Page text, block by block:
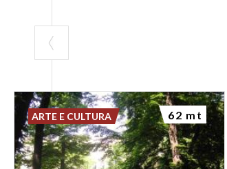
ARTE E CULTURA 62 mt